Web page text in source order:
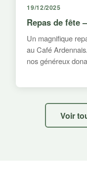
19/12/2025
Repas de fête
Un magnifique
au Café
nos généreux
Voir